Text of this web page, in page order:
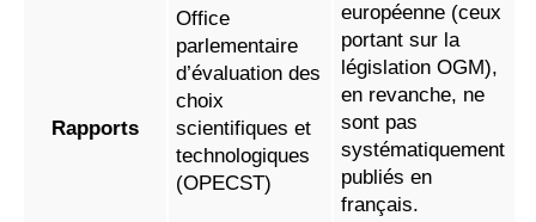
Rapports
Office
parlementaire
d’évaluation des
choix
scientifiques et
technologiques
(OPECST)
européenne (ceux
portant sur la
législation OGM),
en revanche, ne
sont pas
systématiquement
publiés en
français.